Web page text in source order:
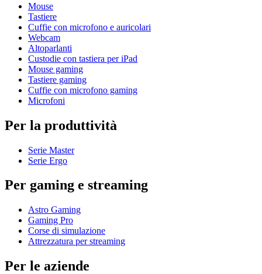
Mouse
Tastiere
Cuffie con microfono e auricolari
Webcam
Altoparlanti
Custodie con tastiera per iPad
Mouse gaming
Tastiere gaming
Cuffie con microfono gaming
Microfoni
Per la produttività
Serie Master
Serie Ergo
Per gaming e streaming
Astro Gaming
Gaming Pro
Corse di simulazione
Attrezzatura per streaming
Per le aziende